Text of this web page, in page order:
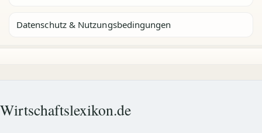
Datenschutz & Nutzungsbedingungen
Wirtschaftslexikon.de